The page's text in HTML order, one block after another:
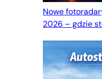
Nowe
2026 – gdzie